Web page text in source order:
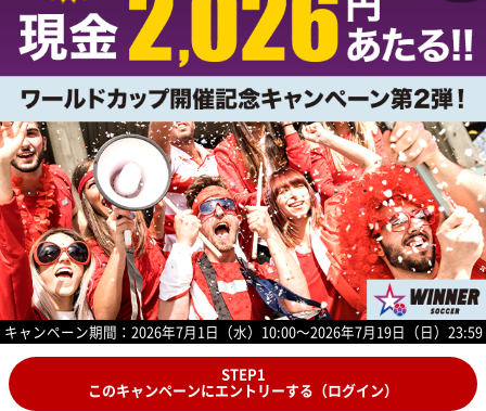
キャンペーン期間：2026年7月1日（水）10:00～2026年7月19日（日）23:59
STEP1
このキャンペーンにエントリーする（ログイン）